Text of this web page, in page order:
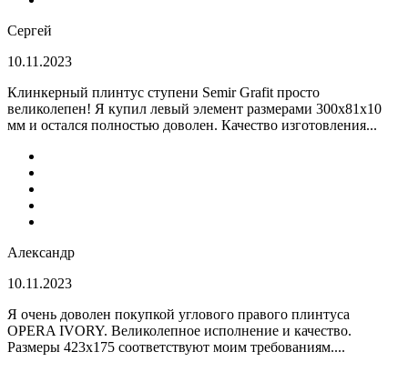
Сергей
10.11.2023
Клинкерный плинтус ступени Semir Grafit просто
великолепен! Я купил левый элемент размерами 300х81х10
мм и остался полностью доволен. Качество изготовления...
Александр
10.11.2023
Я очень доволен покупкой углового правого плинтуса
OPERA IVORY. Великолепное исполнение и качество.
Размеры 423х175 соответствуют моим требованиям....